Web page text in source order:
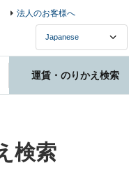
運賃・のりかえ検索
法人のお客様へ
検索